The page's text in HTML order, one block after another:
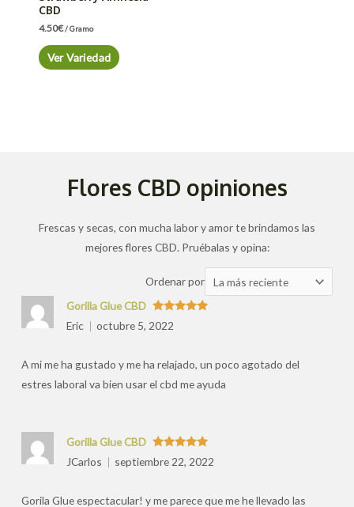
CBD
4.50€/ Gramo
Ver Variedad
Flores CBD opiniones
Frescas y secas, con mucha labor y amor te brindamos las
mejores flores CBD. Pruébalas y opina:
Ordenar por Ordenar
las
Valorado
con
Gorilla Glue CBD
Eric
octubre 5, 2022
A mi me ha gustado y me ha relajado, un poco agotado del
estres laboral va bien usar el cbd me ayuda
Valorado
con5de 5
Gorilla Glue CBD
JCarlos
septiembre 22, 2022
Gorila Glue espectacular! y me parece que me he llevado las